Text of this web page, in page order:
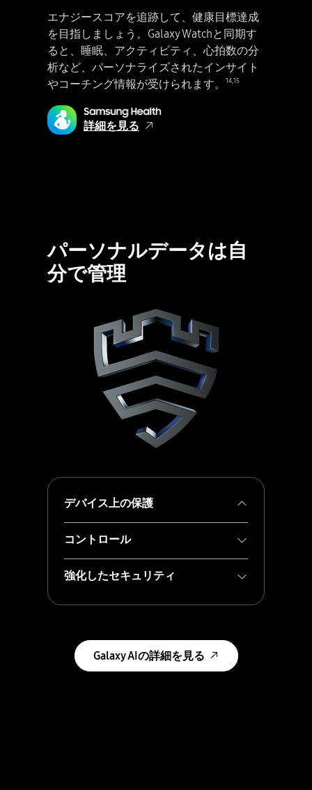
[Galaxy AI] [免責事項：一部のGalaxy AIの機能の使用には、Samsungアカウントへのログインが必要な場合があります。当社はAI機能によって提供されるものに対し、正確性、完全性および信頼性について、いかなる保証もいたしません。Galaxy AIの機能の使用可否は、国や地域、OSやOne UIのバージョン、デバイス、モデル、キャリアによって異なる場合があります。Samsungが提供するGalaxy AIの基本機能は無料です。今後リリースされる拡張機能や新たなサービスは有料で提供されるものが含まれる可能性があります。第三者が提供するAI機能には、異なる条件が適用される可能性があります。Galaxy AIの機能は、一部の国や地域では、AI使用に関する年齢制限のため、未成年は利用が制限される場合があります。] Galaxy S25シリーズでNow Briefを使う方法。Now Briefのパーソナルブリーフィングで、1日をもっと過ごしやすく。Now Briefであなただけのサポートを活用。[Now Briefの文字が朝のブリーフィング通知に変わる] [それが押されると、Galaxy S25シリーズのデバイスが現れる。メインディスプレイにNow Briefの朝のブリーフィングが表示され、今日の天気、最新のエナジースコア、イベント予定が記載されている] [免責事項：動画はイメージです。実際のUIとは異なる場合があります。Now Brief機能を使うにはSamsungアカウントへのログインが必要です。サービスの利用可否は、国や地域、言語、デバイスモデル、アプリによって異なる場合があります。一部機能ではネットワーク接続が必要です。エナジースコアを確認するには、Samsung Galaxy WatchまたはSamsung Galaxy Ringで計測した健康データをSamsung Healthアプリと同期する必要があります。一般的なウェルネス・フィットネスとしての使用のみを目的としており、睡眠障害や疾患の検出、診断、治療での使用を目的としたものではありません。測定値は、個人的な参考情報としてご使用ください。医療的なアドバイスは、医療専門家にご相談ください。] Now Briefにアクセスする簡単な方法は3つあります。1.設定する。Galaxy S25シリーズのデバイスのメインデバイスが見えている] Now Briefをウィジェットとしてホーム画面に追加すると、いつでもすばやくアクセスできます。エッジパネルでチェックすることもできます。デバイスのサイドボタンを押します。または、Now BarのNow Briefを押します。「Now Briefを開始」をタップ。「設定」に移動し「表示するコンテンツ」をタップ。ブリーフィングに表示する項目を確認。健康とウェルネス、イベントとタスク、ルーチンとモーメントなど、自分の関心に合わせたブリーフィングを作成できます。「免責事項：動画はイメージです。実際のUIとは異なる場合があります。Now Brief機能の利用にはSamsungアカウントへのログインが必要です。サービスの利用可否は、国や地域、言語、デバイスモデル、アプリによって異なる場合があります。一部機能ではネットワーク接続が必要です] 準備完了！Now Briefがある暮らしを確認。[2.朝のブリーフィングで一日をスタート] おはようございます！朝のブリーフィングが届きました。天気。外はとても良い天気のようです！エナジースコア。Galaxy Wearableと同期したエナジースコアを確認。[免責事項：動画はイメージです。実際のUIとは異なる場合があります。Now Brief機能の利用にはSamsungアカウントへのログインが必要です。サービスの利用可否は、国や地域、言語、デバイスモデル、アプリによって異なる場合があります。一部機能ではネットワーク接続が必要です。エナジースコアを確認するには、Samsung Galaxy WatchまたはSamsung Galaxy Ringで追跡した健康データをSamsung Healthアプリと同期する必要があります。一般的なウェルネス・フィットネスとしての使用のみを目的としており、睡眠障害や疾患の検出、診断、治療での使用を目的としたものではありません。測定値は、個人的な参考情報としてご使用ください。医療的なアドバイスは、医療専門家にご相談ください]。素晴らしい一日の始まり！Now Briefでスケジュールをまとめたいと思いませんか？ [3.スケジュールのリマインダーを受信。Galaxy S25シリーズのデバイスのメインディスプレイが映る] リマインダー。カレンダーをタップしてイベントを追加。[カレンダーで新規イベントが作成され保存される] Now Briefが一日を通して最新情報を知らせます！ [保存されたイベントがNow Briefのイベント予定セクションに表示されている] [免責事項：動画はイメージです。動画は一部省略したシミュレーションであり、実際のUIとは異なる場合があります。Now Brief機能の利用にはSamsungアカウントへのログインが必要です。サービスの利用可否は、国や地域、言語、デバイスモデル、アプリによって異なる場合があります。一部の機能ではネットワーク接続が必要です。写真、動画、音声ファイル、カレンダーのイベントなどのアクセス権限に同意する必要があります。公開の範囲のポリシーによっては、モーメントが表示されない場合があります。イベント予定の通知は、Androidのカレンダーデータベースを使用するカレンダーアプリで対応しており、Samsungカレンダーがインストールされている場合にご利用いただけます。エナジースコアを確認するには、Samsung Galaxy WatchまたはSamsung Galaxy Ringで追跡した健康データをSamsung Healthアプリと同期する必要があります。結果は個人的な参照用であり、医療目的での使用を意図するものではありません。] 運転中のルーチンを簡単に設定したいと思いませんか？Now Briefで独自のスタイルに合わせてルーチンを簡単にカスタマイズ。また、運転中にいつも使用するマップや再生する音楽も把握。[4.パーソナル運転ルーチンの作成。Galaxy S25シリーズデバイスのメインディスプレイで、昼のブリーフィングが起動している] ルーチン。Now Briefがユーザーの習慣を分析し、最適なセットアップを提案！Now Briefを使って、簡単にルーチン設定。運転を開始するとNow Briefがマップを開き、音楽の再生まで自動で実行！「試してみる」を選択するだけで運転時のルーチンを設定。「試してみる」をタップ。「保存」をタップ。[運転ルーチンが保存される] 自動化されたパーソナルルーチンで日常の効率をアップ。[免責事項：動画は説明を目的としたシミュレーションです。実際のUIとは異なる場合があります。Now Brief機能の利用にはSamsungアカウントへのログインが必要です。サービスの利用可否は、国や地域、言語、デバイスモデル、アプリによって異なる場合があります。一部の機能ではネットワーク接続が必要です。状況に応じたルーチンの提案でPersonal Data Engineを使うには、モードとルーチンを有効にする必要があります] Now Briefは、クーポンの有効期限も事前に通知！ [5.クーポンの有効期限確認。Galaxy S25シリーズのデバイスのメインディスプレイに1件のクーポンが表示されている] クーポン。クーポンのスクリーンショットを取得。「Samsung Walletに追加」をタップして保存。Now Briefがクーポンの有効期限を表示。[免責事項：動画は説明を目的としたシミュレーションです。シーケンスは一部省略されています。実際のUIとは異なる場合があります。Now Brief機能の利用にはSamsungアカウントへのログインが必要です。サービスの利用可否は、国や地域、言語、デバイスモデル、アプリによって異なる場合があります。一部の機能ではネットワーク接続が必要です。クーポンの通知は、「Samsung Wallet」アプリにクーポンの期限が追加されている場合のみ利用可能です。状況に応じたルーチンの提案でPersonal Data Engineを使うには、モードとルーチンを有効にする必要があります] Now Briefがあれば、もうクーポンを使い損ねることはありません！仕事の後は、一日を振り返ってみましょう。[6.一日の総まとめ。Galaxy S25シリーズのデバイスのメインディスプレイが映る]「総合ブリーフィング」をタップ。今日の振り返り。思い返せば、今日も実りある1日でした！ [総合ブリーフィングには、撮影した写真など、その日の思い出深い瞬間がまとめられ共有されている] [デイリーアクティビティ] デイリーアクティビティで、アクティビティレベルを確認するのもお忘れなく！Now Briefは、ユーザーの一日を管理します。すごいと思いませんか？ [免責事項：モーメントが提供する写真の説明は、ユーザーの意図と異なる場合があります。動画は説明を目的としてシミュレーションです。実際のUIとは異なる場合があります。Now Brief機能の利用にはSamsungアカウントへのログインが必要です。サービスの利用可否は、国や地域、言語、デバイスモデル、アプリによって異なる場合があります。一部の機能ではネットワーク接続が必要です。写真、動画、音声ファイル、カレンダーのイベントなどのアクセス権限に同意する必要があります。公開の範囲のポリシーによっては、モーメントが表示されない場合があります] Now Briefで一日を最大限に活用。頼れるAIパートナー、Galaxy AI。[マス目上に配置された4台のGalaxy S25シリーズのスマートフォンが、回転しながら視界に入ってくる。中央から光が発せられ、Galaxy AIのロゴが映し出される。チタニウム シルバーブルーのGalaxy S25 Ultraのメインディスプレイが見えており、Now Briefの通知が「今日のハイライト」を表示している。ネイビーのGalaxy S25、Sペンのついたチタニウム シルバーブルーのGalaxy S25 Ultra、アイシーブルーのGalaxy S25の背面が見え、大胆なカメラデザインが見えている。] [Galaxy S25シリーズ][免責事項：動画は説明を目的としたシミュレーションです。実際のUX/UIとは異なる場合があります。カラーバリエーションは、国や地域、キャリアによって異なる場合があります] [samsung.com] [Samsungのロゴ]
エナジースコアを追跡して、健康目標達成
を目指しましょう。Galaxy Watchと同期す
ると、睡眠、アクティビティ、心拍数の分
析など、パーソナライズされたインサイト
やコーチング情報が受けられます。
14 15
詳細を見る
パーソナルデータは自
分で管理
デバイス上の保護
Personal Data Engineがユーザーのプ
ライマリデータ（一次データ）を組
み合わせて処理し、ユーザーに合わ
せた提案を提供します。このデータ
コントロール
Galaxy AIを思い通りにコントロール
しましょう。データをデバイスとク
強化したセキュリティ
リティをさらに強化しました。
Galaxyスマートフォンから他のデバ
Galaxy AIの詳細を見る